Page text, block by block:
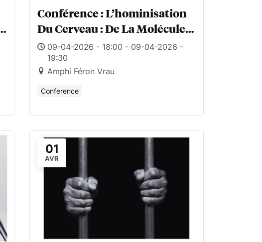
Conférence : L’hominisation
Du Cerveau : De La Molécule À
La Conscience
09-04-2026 - 18:00 - 09-04-2026 -
19:30
Amphi Féron Vrau
Conference
01
AVR